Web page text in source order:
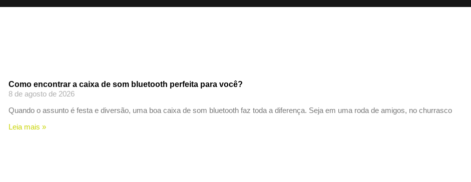
Como encontrar a caixa de som bluetooth perfeita para você?
8 de agosto de 2026
Quando o assunto é festa e diversão, uma boa caixa de som bluetooth faz toda a diferença. Seja em uma roda de amigos, no churrasco
Leia mais »